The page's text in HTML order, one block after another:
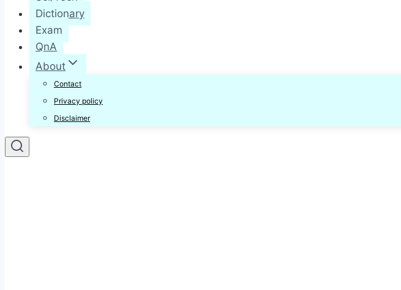
Dictionary
Exam
QnA
About
Contact
Privacy policy
Disclaimer